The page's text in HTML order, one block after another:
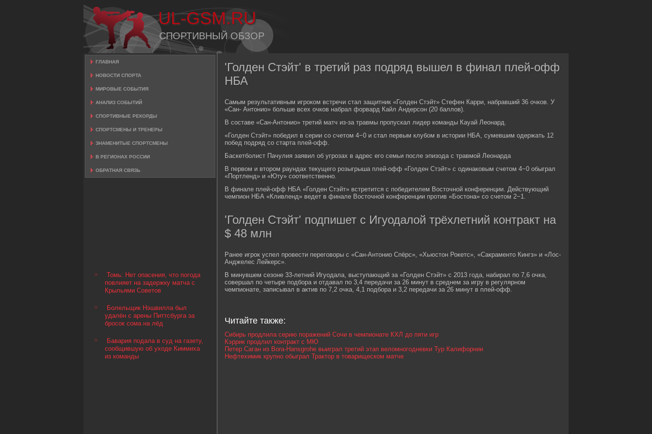
UL-GSM.RU
СПОРТИВНЫЙ ОБЗОР
ГЛАВНАЯ
НОВОСТИ СПОРТА
МИРОВЫЕ СОБЫТИЯ
АНАЛИЗ СОБЫТИЙ
СПОРТИВНЫЕ РЕКОРДЫ
СПОРТСМЕНЫ И ТРЕНЕРЫ
ЗНАМЕНИТЫЕ СПОРТСМЕНЫ
В РЕГИОНАХ РОССИИ
ОБРАТНАЯ СВЯЗЬ
Томь: Нет опасения, что погода
повлияет на задержку матча с
Крыльями Советов
Болельщик Нэшвилла был
удалён с арены Питтсбурга за
бросок сома на лёд
Бавария подала в суд на газету,
сообщившую об уходе Киммиха
из команды
'Голден Стэйт' в третий раз подряд вышел в финал плей-офф
НБА
Самым результативным игроком встречи стал защитник «Голден Стэйт» Стефен Карри, набравший 36 очков. У
«Сан- Антонио» больше всех очков набрал форвард Кайл Андерсон (20 баллов).
В составе «Сан-Антонио» третий матч из-за травмы пропускал лидер команды Кауай Леонард.
«Голден Стэйт» победил в серии со счетом 4−0 и стал первым клубом в истории НБА, сумевшим одержать 12
побед подряд со старта плей-офф.
Баскетболист Пачулия заявил об угрозах в адрес его семьи после эпизода с травмой Леонарда
В первом и втором раундах текущего розыгрыша плей-офф «Голден Стэйт» с одинаковым счетом 4−0 обыграл
«Портленд» и «Юту» соответственно.
В финале плей-офф НБА «Голден Стэйт» встретится с победителем Восточной конференции. Действующий
чемпион НБА «Кливленд» ведет в финале Восточной конференции против «Бостона» со счетом 2−1.
'Голден Стэйт' подпишет с Игуодалой трёхлетний контракт на
$ 48 млн
Ранее игрок успел провести переговоры с «Сан-Антонио Спёрс», «Хьюстон Рокетс», «Сакраменто Кингз» и «Лос-
Анджелес Лейкерс».
В минувшем сезоне 33-летний Игуодала, выступающий за «Голден Стэйт» с 2013 года, набирал по 7,6 очка,
совершал по четыре подбора и отдавал по 3,4 передачи за 26 минут в среднем за игру в регулярном
чемпионате, записывал в актив по 7,2 очка, 4,1 подбора и 3,2 передачи за 26 минут в плей-офф.
Читайте также:
Сибирь продлила серию поражений Сочи в чемпионате КХЛ до пяти игр
Кэррик продлил контракт с МЮ
Петер Саган из Bora-Hansgrohe выиграл третий этап веломногодневки Тур Калифорнии
Нефтехимик крупно обыграл Трактор в товарищеском матче